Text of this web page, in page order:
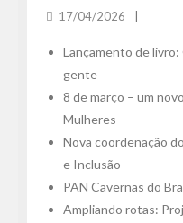
17/04/2026
Lançamento de
gente
8 de março – um
Mulheres
Nova coordenação
e Inclusão
PAN Cavernas do
Ampliando rotas: